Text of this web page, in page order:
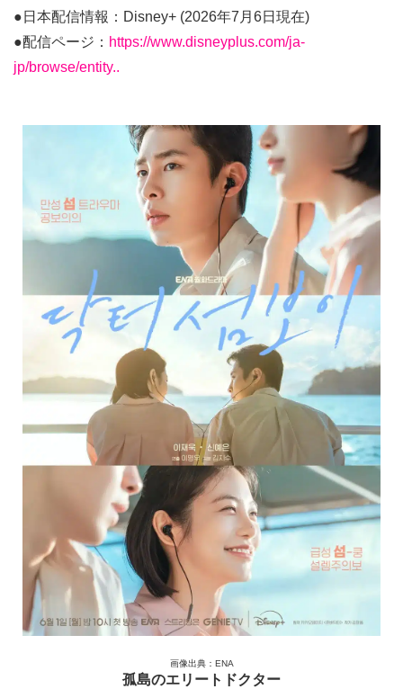
●日本配信情報：Disney+ (2026年7月6日現在)
●配信ページ： https://www.disneyplus.com/ja-
jp/browse/entity..
画像出典：ENA
孤島のエリートドクター